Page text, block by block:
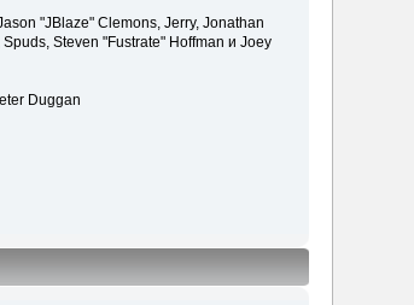
"JBlaze" Clemons, Jerry, Jonathan
Steven "Fustrate" Hoffman и Joey
Duggan